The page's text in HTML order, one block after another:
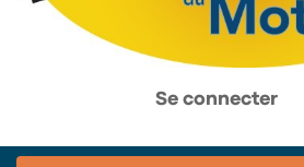
Se connecter